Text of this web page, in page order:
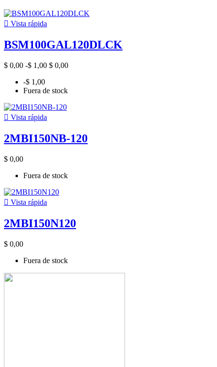
 Vista rápida
BSM100GAL120DLCK
$ 0,00 -$ 1,00 $ 0,00
-$ 1,00
Fuera de stock
 Vista rápida
2MBI150NB-120
$ 0,00
Fuera de stock
 Vista rápida
2MBI150N120
$ 0,00
Fuera de stock